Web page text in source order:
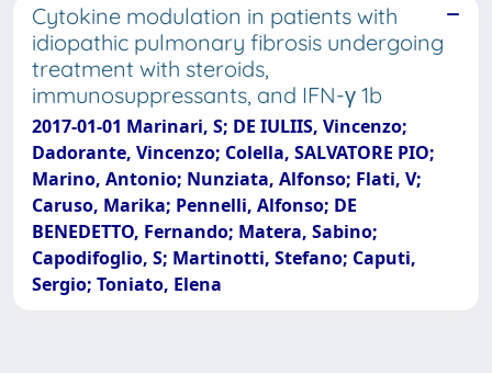
Cytokine modulation in patients with
idiopathic pulmonary fibrosis undergoing
treatment with steroids,
immunosuppressants, and IFN-γ 1b
2017-01-01 Marinari, S; DE IULIIS, Vincenzo;
Dadorante, Vincenzo; Colella, SALVATORE PIO;
Marino, Antonio; Nunziata, Alfonso; Flati, V;
Caruso, Marika; Pennelli, Alfonso; DE
BENEDETTO, Fernando; Matera, Sabino;
Capodifoglio, S; Martinotti, Stefano; Caputi,
Sergio; Toniato, Elena